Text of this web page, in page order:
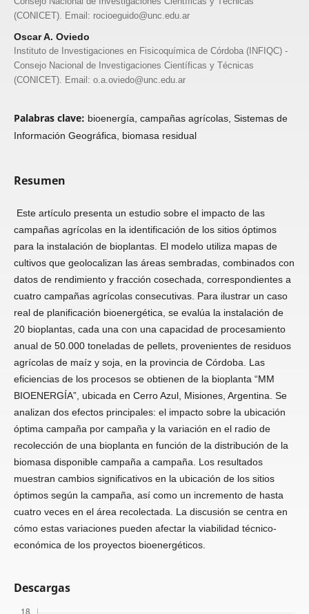
(CONICET). Email: rocioeguido@unc.edu.ar
Oscar A. Oviedo
Instituto de Investigaciones en Fisicoquímica de Córdoba (INFIQC) -
Consejo Nacional de Investigaciones Científicas y Técnicas
(CONICET). Email: o.a.oviedo@unc.edu.ar
Palabras clave: bioenergía, campañas agrícolas, Sistemas de
Información Geográfica, biomasa residual
Resumen
Este artículo presenta un estudio sobre el impacto de las
campañas agrícolas en la identificación de los sitios óptimos
para la instalación de bioplantas. El modelo utiliza mapas de
cultivos que geolocalizan las áreas sembradas, combinados con
datos de rendimiento y fracción cosechada, correspondientes a
cuatro campañas agrícolas consecutivas. Para ilustrar un caso
real de planificación bioenergética, se evalúa la instalación de
20 bioplantas, cada una con una capacidad de procesamiento
anual de 50.000 toneladas de pellets, provenien­tes de residuos
agrícolas de maíz y soja, en la provincia de Córdoba. Las
eficiencias de los procesos se obtienen de la bioplanta “MM
BIOENERGÍA”, ubicada en Cerro Azul, Misiones, Argentina. Se
analizan dos efectos principales: el impacto sobre la ubicación
óptima campaña por campaña y la variación en el radio de
recolección de una bioplanta en función de la distribución de la
biomasa disponible campaña a campaña. Los resultados
muestran cambios significativos en la ubicación de los sitios
óptimos según la campaña, así como un incremento de hasta
cuatro veces en el área recolectada. La discusión se centra en
cómo estas variaciones pueden afectar la viabilidad técnico-
económica de los proyectos bioenergéticos.
Descargas